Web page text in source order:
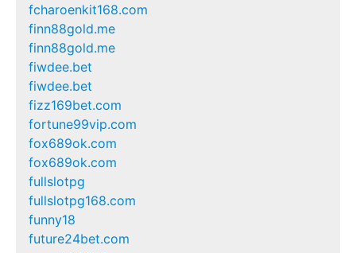
fcharoenkit168.com
finn88gold.me
finn88gold.me
fiwdee.bet
fiwdee.bet
fizz169bet.com
fortune99vip.com
fox689ok.com
fox689ok.com
fullslotpg
fullslotpg168.com
funny18
future24bet.com